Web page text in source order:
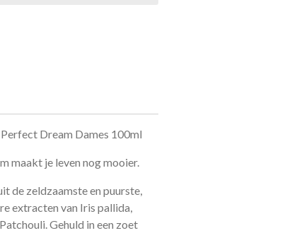
Dream Dames 100ml
maakt je leven nog mooier.
de zeldzaamste en puurste,
extracten van Iris pallida,
Gehuld in een zoet